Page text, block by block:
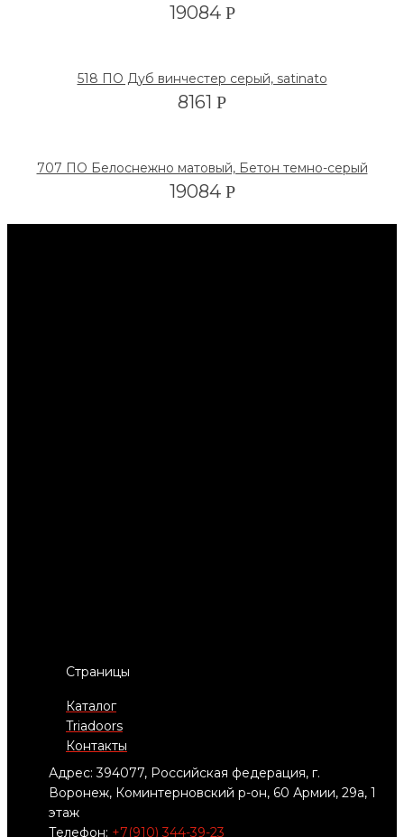
19084 Р
518 ПО Дуб винчестер серый, satinato
8161 Р
707 ПО Белоснежно матовый, Бетон темно-серый
19084 Р
Страницы
Каталог
Triadoors
Контакты
Адрес: 394077, Российская федерация, г.
Воронеж, Коминтерновский р-он, 60 Армии, 29а, 1
этаж
Телефон: +7(910) 344-39-23